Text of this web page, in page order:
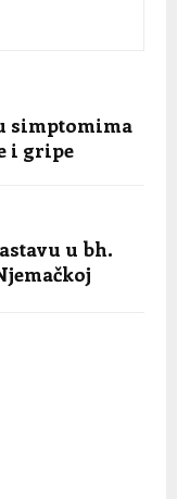
simptomima
i gripe
u bh.